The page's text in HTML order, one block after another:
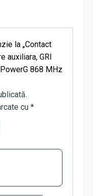
la „Contact
auxiliara, GRI
868 MHz
cu *